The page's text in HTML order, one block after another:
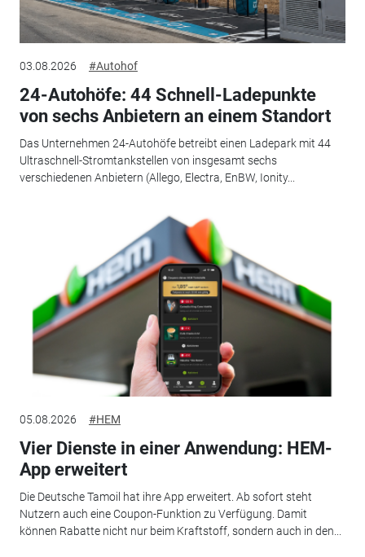
03.08.2026 #Autohof
24-Autohöfe: 44 Schnell-Ladepunkte
von sechs Anbietern an einem Standort
Das Unternehmen 24-Autohöfe betreibt einen Ladepark mit 44
Ultraschnell-Stromtankstellen von insgesamt sechs
verschiedenen Anbietern (Allego, Electra, EnBW, Ionity...
05.08.2026 #HEM
Vier Dienste in einer Anwendung: HEM-
App erweitert
Die Deutsche Tamoil hat ihre App erweitert. Ab sofort steht
Nutzern auch eine Coupon-Funktion zu Verfügung. Damit
können Rabatte nicht nur beim Kraftstoff, sondern auch in den...